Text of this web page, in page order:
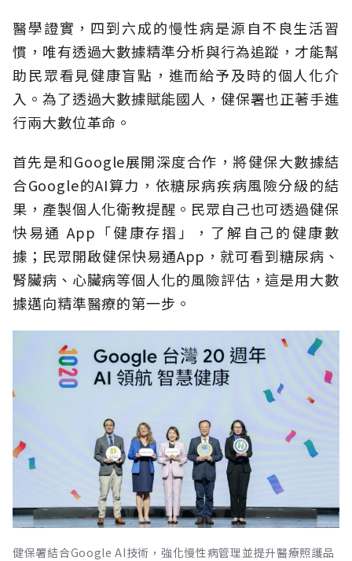
醫學證實，四到六成的慢性病是源自不良生活習
慣，唯有透過大數據精準分析與行為追蹤，才能幫
助民眾看見健康盲點，進而給予及時的個人化介
入。為了透過大數據賦能國人，健保署也正著手進
行兩大數位革命。
首先是和Google展開深度合作，將健保大數據結
合Google的AI算力，依糖尿病疾病風險分級的結
果，產製個人化衛教提醒。民眾自己也可透過健保
快易通 App「健康存摺」，了解自己的健康數
據；民眾開啟健保快易通App，就可看到糖尿病、
腎臟病、心臟病等個人化的風險評估，這是用大數
據邁向精準醫療的第一步。
健保署結合Google AI技術，強化慢性病管理並提升醫療照護品